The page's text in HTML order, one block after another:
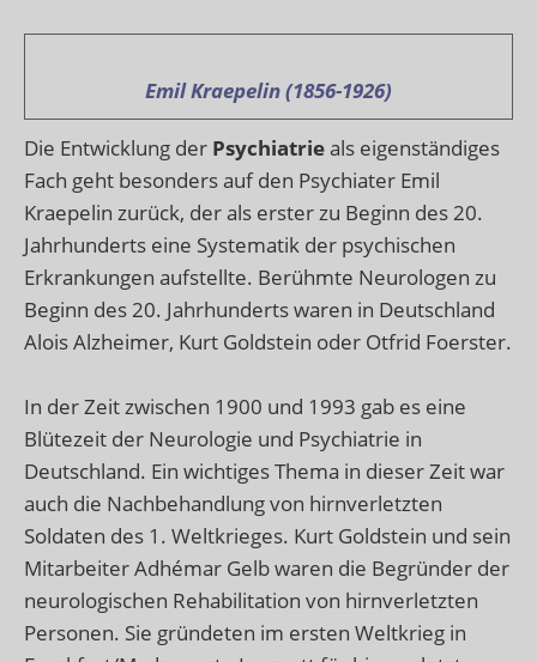
Emil Kraepelin (1856-1926)
Die Entwicklung der Psychiatrieals eigenständiges
Fach geht besonders auf den Psychiater Emil
Kraepelin zurück, der als erster zu Beginn des 20.
Jahrhunderts eine Systematik der psychischen
Erkrankungen aufstellte. Berühmte Neurologen zu
Beginn des 20. Jahrhunderts waren in Deutschland
Alois Alzheimer, Kurt Goldstein oder Otfrid Foerster.
In der Zeit zwischen 1900 und 1993 gab es eine
Blütezeit der Neurologie und Psychiatrie in
Deutschland. Ein wichtiges Thema in dieser Zeit war
auch die Nachbehandlung von hirnverletzten
Soldaten des 1. Weltkrieges. Kurt Goldstein und sein
Mitarbeiter Adhémar Gelb waren die Begründer der
neurologischen Rehabilitation von hirnverletzten
Personen. Sie gründeten im ersten Weltkrieg in